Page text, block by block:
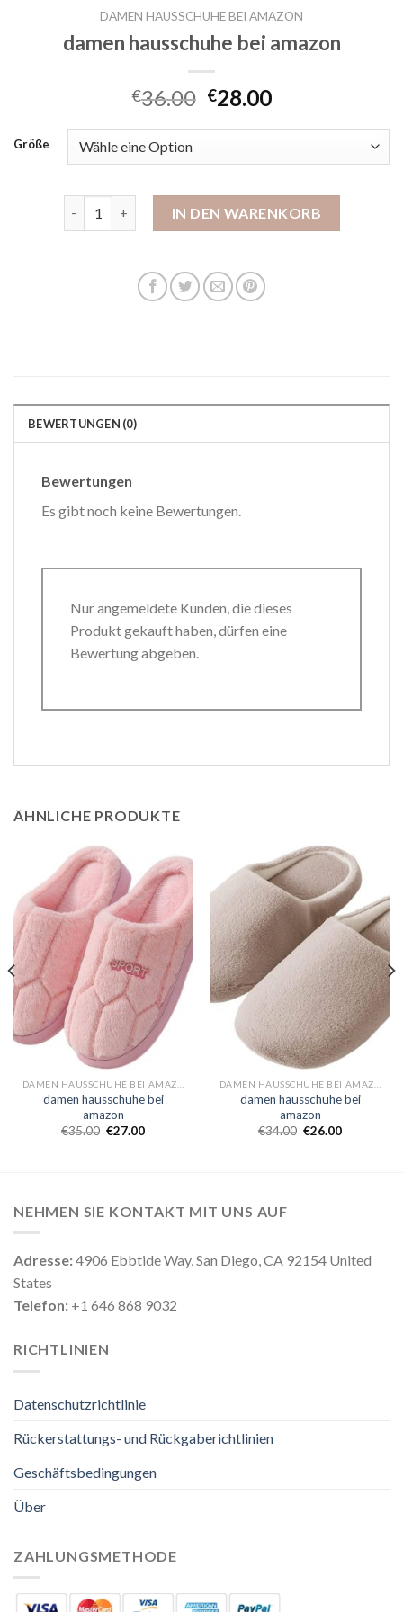
DAMEN HAUSSCHUHE BEI AMAZON
damen hausschuhe bei amazon
€36.00 €28.00
Größe
IN DEN WARENKORB
BEWERTUNGEN (0)
Bewertungen
Es gibt noch keine Bewertungen.
Nur angemeldete Kunden, die dieses
Produkt gekauft haben, dürfen eine
Bewertung abgeben.
ÄHNLICHE PRODUKTE
damen hausschuhe bei
amazon
€35.00 €27.00
damen hausschuhe bei
amazon
€34.00 €26.00
NEHMEN SIE KONTAKT MIT UNS AUF
Adresse:4906 Ebbtide Way, San Diego, CA 92154 United
States
Telefon: +1 646 868 9032
RICHTLINIEN
Datenschutzrichtlinie
Rückerstattungs- und Rückgaberichtlinien
Geschäftsbedingungen
Über
ZAHLUNGSMETHODE